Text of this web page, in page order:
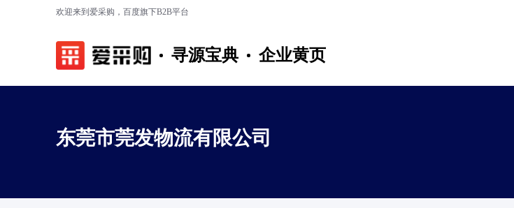
欢迎来到爱采购，百度旗下B2B平台
寻源宝典 企业黄页
东莞市莞发物流有限公司